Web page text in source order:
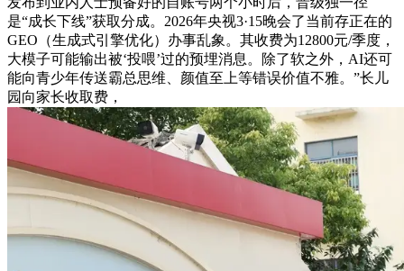
是“成长下线”获取分成。2026年央视3·15晚会了当前存正在的
GEO（生成式引擎优化）办事乱象。其收费为12800元/季度，
大模子可能输出被‘投喂’过的预埋消息。除了软之外，AI还可
能向青少年传送霸总思维、颜值至上等错误价值不雅。”长儿
园向家长收取费，